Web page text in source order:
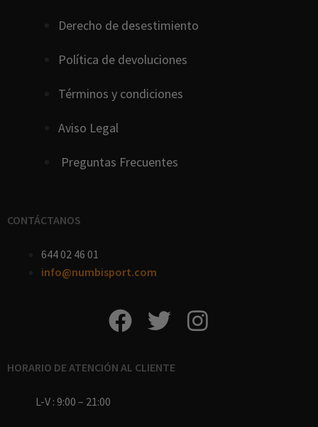
Derecho de desestimiento
Política de devoluciones
Términos y condiciones
Aviso Legal
Preguntas Frecuentes
CONTÁCTANOS
644 02 46 01
info@numbisport.com
HORARIO DE ATENCIÓN AL CLIENTE
L-V : 9:00 – 21:00